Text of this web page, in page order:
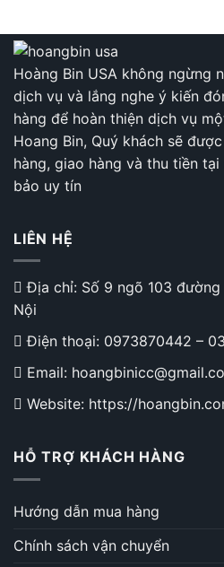
Hoàng Bin USA không ngừng
dịch vụ và lắng nghe ý kiến
hàng để hoàn thiện dịch vụ
Hoang Bin, Quý khách sẽ
hàng, giao hàng và thu tiền
bảo uy tín
LIÊN HỆ
Địa chỉ: Số 9 ngõ 103
Nội
Điện thoại: 0973870442 –
Email:
Website: https://
HỖ TRỢ KHÁCH HÀNG
Hướng dẫn mua hàng
Chính sách vận chuyển